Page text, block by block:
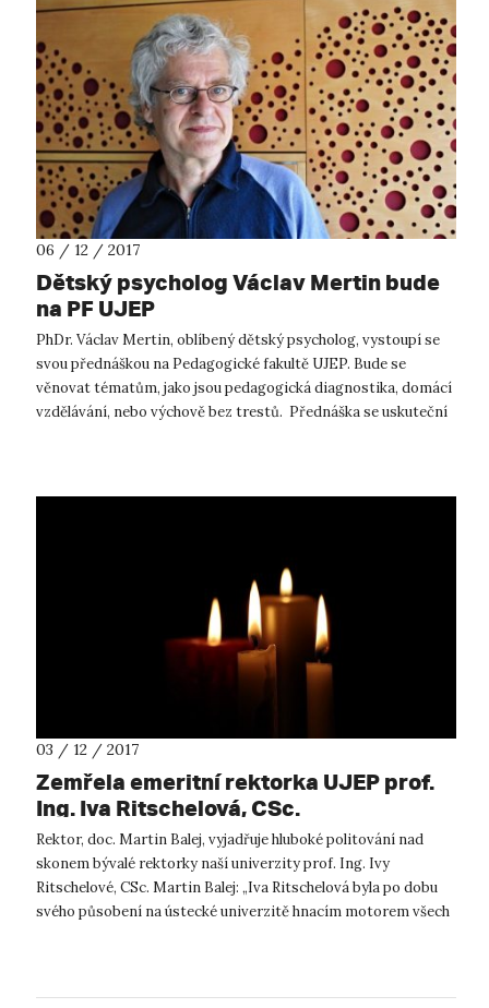
06 / 12 / 2017
Dětský psycholog Václav Mertin bude
na PF UJEP
PhDr. Václav Mertin, oblíbený dětský psycholog, vystoupí se
svou přednáškou na Pedagogické fakultě UJEP. Bude se
věnovat tématům, jako jsou pedagogická diagnostika, domácí
vzdělávání, nebo výchově bez trestů. Přednáška se uskuteční
03 / 12 / 2017
Zemřela emeritní rektorka UJEP prof.
Ing. Iva Ritschelová, CSc.
Rektor, doc. Martin Balej, vyjadřuje hluboké politování nad
skonem bývalé rektorky naší univerzity prof. Ing. Ivy
Ritschelové, CSc. Martin Balej: „Iva Ritschelová byla po dobu
svého působení na ústecké univerzitě hnacím motorem všech